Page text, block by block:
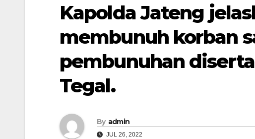
Kapolda Jateng
membunuh korban
pembunuhan
Tegal.
By admin
JUL 26, 2022